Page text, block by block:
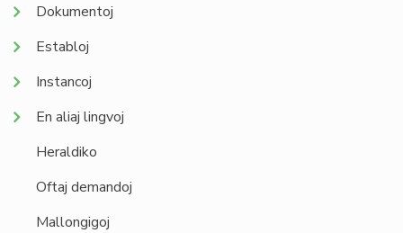
Dokumentoj
Establoj
Instancoj
En aliaj lingvoj
Heraldiko
Oftaj demandoj
Mallongigoj